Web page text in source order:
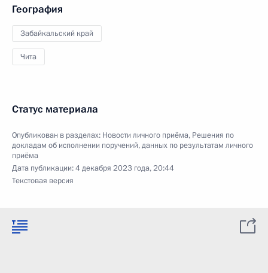
География
Забайкальский край
Чита
Статус материала
Опубликован в разделах: Новости личного приёма, Решения по
докладам об исполнении поручений, данных по результатам личного
приёма
Дата публикации:4 декабря 2023 года, 20:44
Текстовая версия